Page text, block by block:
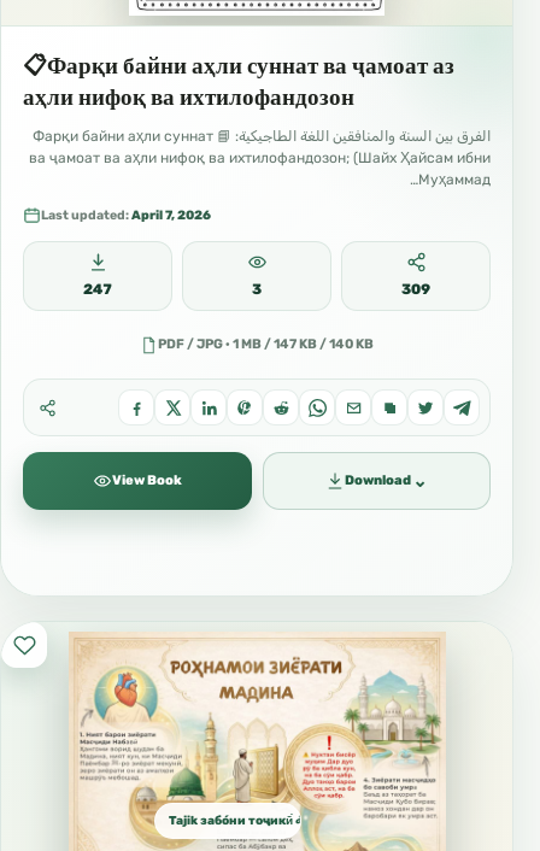
📋Фарқи байни аҳли суннат ва ҷамоат аз
аҳли нифоқ ва ихтилофандозон
الفرق بين السنة والمنافقين اللغة الطاجيكية: 📘 Фарқи байни аҳли суннат
ва ҷамоат ва аҳли нифоқ ва ихтилофандозон; (Шайх Ҳайсам ибни
Муҳаммад…
Last updated:April 7, 2026
247 3 309
PDF / JPG · 1 MB / 147 KB / 140 KB
View Book Download ⌄
Tajik забо́ни тоҷикӣ́ الطاجيكية